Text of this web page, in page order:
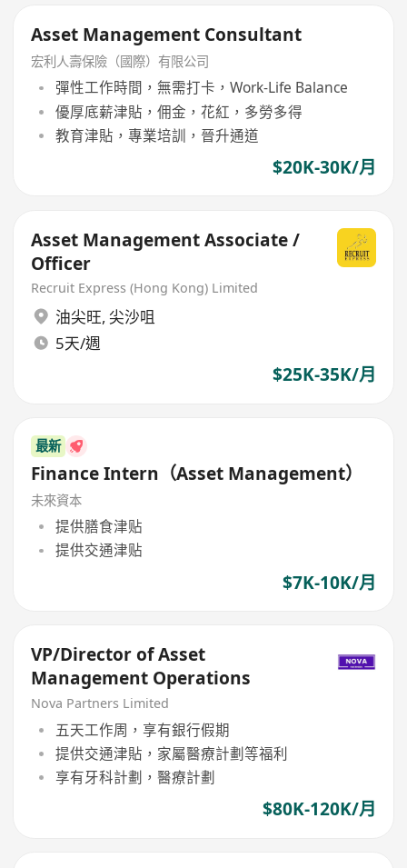
Asset Management Consultant
宏利人壽保險（國際）有限公司
彈性工作時間，無需打卡，Work-Life Balance
優厚底薪津貼，佣金，花紅，多勞多得
教育津貼，專業培訓，晉升通道
$20K-30K/月
Asset Management Associate /
Officer
Recruit Express (Hong Kong) Limited
油尖旺, 尖沙咀
5天/週
$25K-35K/月
最新
Finance Intern（Asset Management）
未來資本
提供膳食津贴
提供交通津贴
$7K-10K/月
VP/Director of Asset
Management Operations
Nova Partners Limited
五天工作周，享有銀行假期
提供交通津貼，家屬醫療計劃等福利
享有牙科計劃，醫療計劃
$80K-120K/月